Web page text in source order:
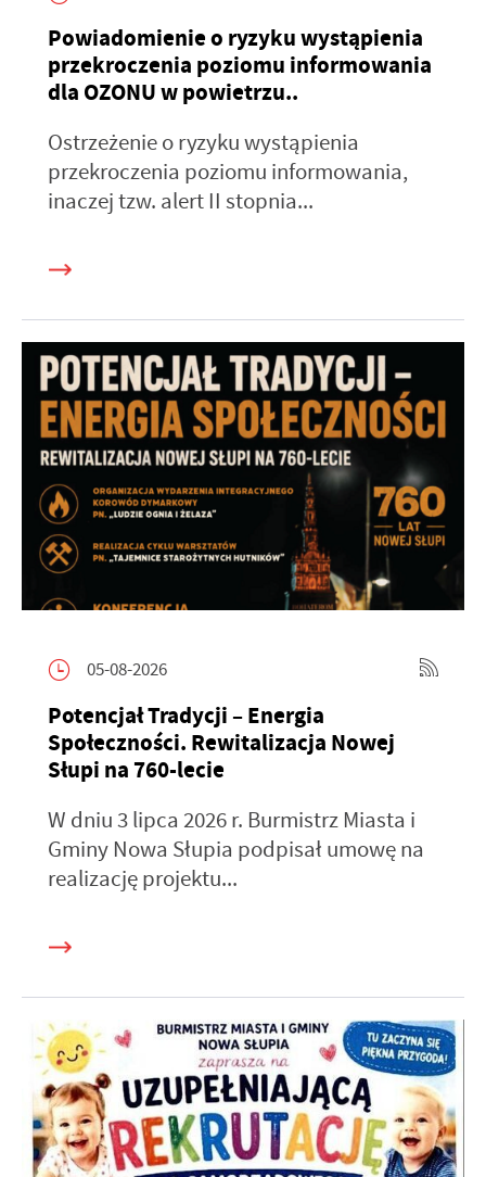
Powiadomienie o ryzyku wystąpienia
przekroczenia poziomu informowania
dla OZONU w powietrzu..
Ostrzeżenie o ryzyku wystąpienia
przekroczenia poziomu informowania,
inaczej tzw. alert II stopnia...
05-08-2026
Potencjał Tradycji – Energia
Społeczności. Rewitalizacja Nowej
Słupi na 760-lecie
W dniu 3 lipca 2026 r. Burmistrz Miasta i
Gminy Nowa Słupia podpisał umowę na
realizację projektu...